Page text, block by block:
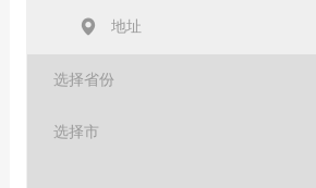
地址